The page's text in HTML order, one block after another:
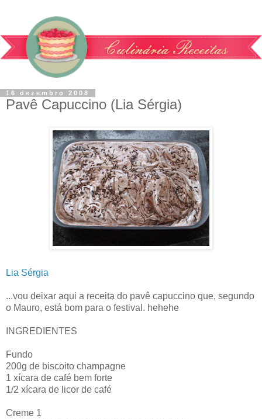
16 dezembro 2008
Pavê Capuccino (Lia Sérgia)
Lia Sérgia
...vou deixar aqui a receita do pavê capuccino que, segundo
o Mauro, está bom para o festival. hehehe
INGREDIENTES
Fundo
200g de biscoito champagne
1 xícara de café bem forte
1/2 xícara de licor de café
Creme 1